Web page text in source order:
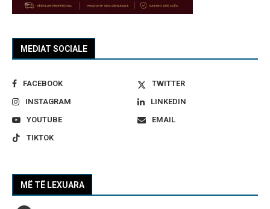
MEDIAT SOCIALE
FACEBOOK
TWITTER
INSTAGRAM
LINKEDIN
YOUTUBE
EMAIL
TIKTOK
MË TË LEXUARA